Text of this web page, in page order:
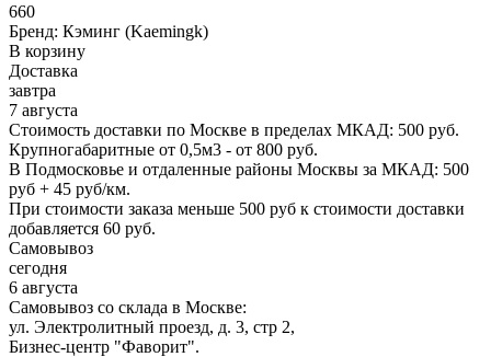
660
Бренд: Кэминг (Kaemingk)
В корзину
Доставка
завтра
7 августа
Стоимость доставки по Москве в пределах МКАД: 500 руб.
Крупногабаритные от 0,5м3 - от 800 руб.
В Подмосковье и отдаленные районы Москвы за МКАД: 500
руб + 45 руб/км.
При стоимости заказа меньше 500 руб к стоимости доставки
добавляется 60 руб.
Самовывоз
сегодня
6 августа
Самовывоз со склада в Москве:
ул. Электролитный проезд, д. 3, стр 2,
Бизнес-центр "Фаворит".